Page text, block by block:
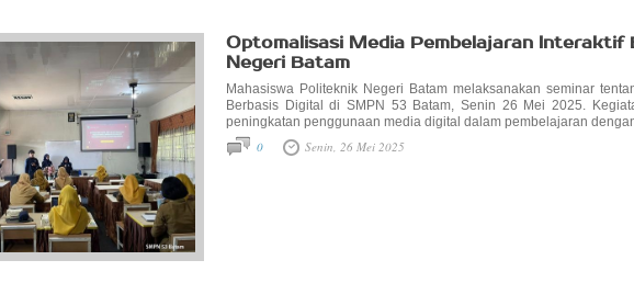
Optomalisasi Media Pembelajaran
Negeri Batam
Mahasiswa Politeknik Negeri Batam melaksanakan seminar
Berbasis Digital di SMPN 53 Batam, Senin 26 Mei 2025.
peningkatan penggunaan media digital dalam pembelajaran
0 Senin, 26 Mei 2025